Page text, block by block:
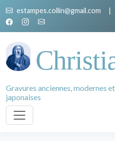
estampes.collin@gmail.com |
Gravures anciennes, modernes
japonaises